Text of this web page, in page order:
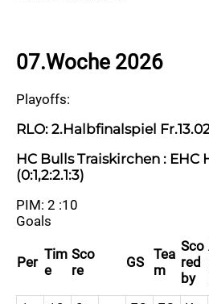
07.Woche 2026
Playoffs:
RLO: 2.Halbfinalspiel
HC Bulls Traiskirchen : EHC
(0:1,2:2.1:3)
PIM: 2 :10
Goals
Per Tim
e
Sco
re
GS Tea
m
Sco
red
by